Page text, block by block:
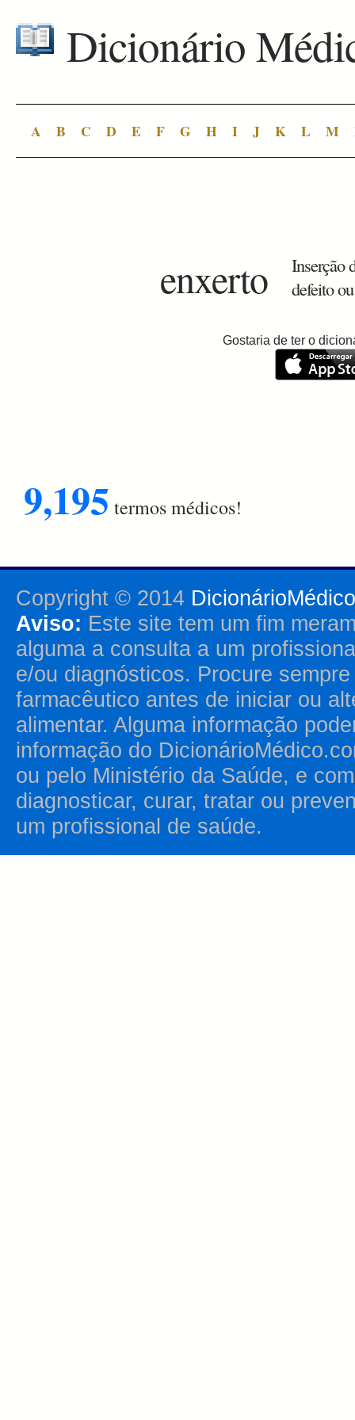
Dicionário
A B C D E F G H I J K L M
enxerto
Inserção
defeito
Gostaria de ter o
9,195 termos médicos!
Copyright © 2014
Aviso: Este site tem um fim
alguma a consulta a um
e/ou diagnósticos. Procure
farmacêutico antes de iniciar ou
alimentar. Alguma informação
informação do
ou pelo Ministério da Saúde, e
diagnosticar, curar, tratar ou
um profissional de saúde.